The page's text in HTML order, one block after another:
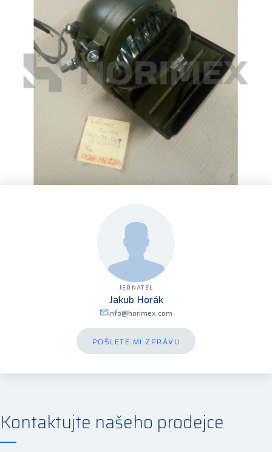
JEDNATEL
Jakub Horák
info@horimex.com
POŠLETE MI ZPRÁVU
Kontaktujte našeho prodejce